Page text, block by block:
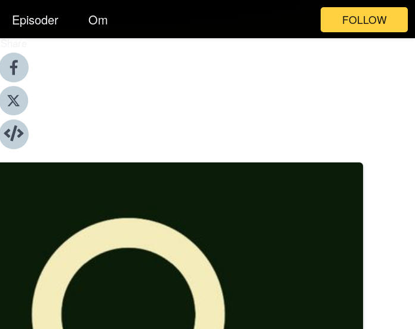
Episoder Om FOLLOW
Share